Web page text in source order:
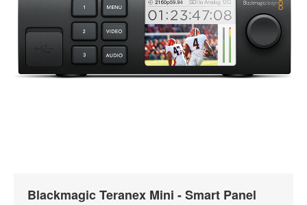
Blackmagic Teranex Mini - Smart Panel